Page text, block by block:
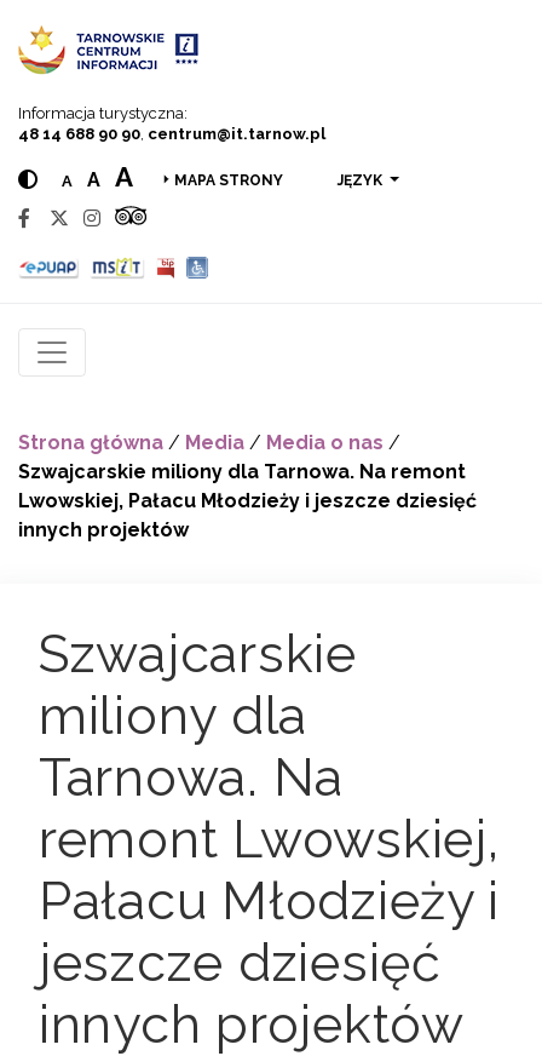
Informacja turystyczna:
48 14 688 90 90 centrum@it.tarnow.pl
A A A MAPA STRONY JĘZYK
Strona główna / Media / Media o nas /
Szwajcarskie miliony dla Tarnowa. Na remont
Lwowskiej, Pałacu Młodzieży i jeszcze dziesięć
innych projektów
Szwajcarskie
miliony dla
Tarnowa. Na
remont Lwowskiej,
Pałacu Młodzieży i
jeszcze dziesięć
innych projektów